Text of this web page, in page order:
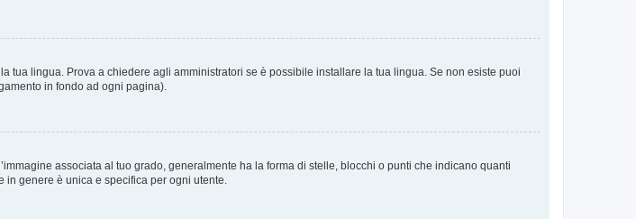
tua lingua. Prova a chiedere agli amministratori se è possibile installare la tua lingua. Se non esiste puoi
in fondo ad ogni pagina).
associata al tuo grado, generalmente ha la forma di stelle, blocchi o punti che indicano quanti
genere è unica e specifica per ogni utente.